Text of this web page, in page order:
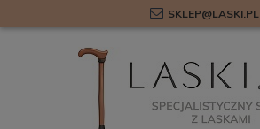
SKLEP@LASKI.PL